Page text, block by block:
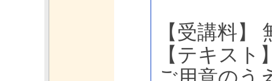
【受講料
【テキス